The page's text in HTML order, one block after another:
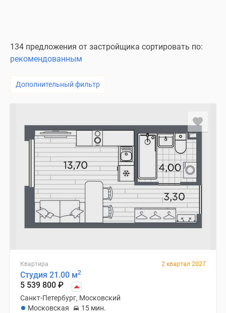
134 предложения от застройщика сортировать по:
рекомендованным
Дополнительный фильтр
Квартира 2 квартал 2027
Студия 21.00 м2
5 539 800 ₽
Санкт-Петербург, Московский
Московская
15 мин.